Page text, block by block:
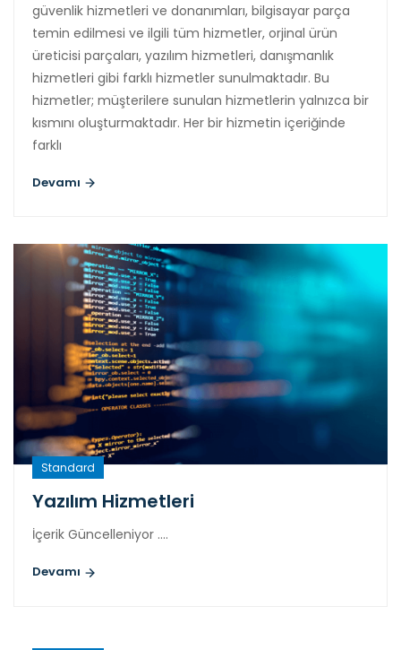
güvenlik hizmetleri ve donanımları, bilgisayar parça
temin edilmesi ve ilgili tüm hizmetler, orjinal ürün
üreticisi parçaları, yazılım hizmetleri, danışmanlık
hizmetleri gibi farklı hizmetler sunulmaktadır. Bu
hizmetler; müşterilere sunulan hizmetlerin yalnızca bir
kısmını oluşturmaktadır. Her bir hizmetin içeriğinde
farklı
Devamı
Standard
Yazılım Hizmetleri
İçerik Güncelleniyor ….
Devamı